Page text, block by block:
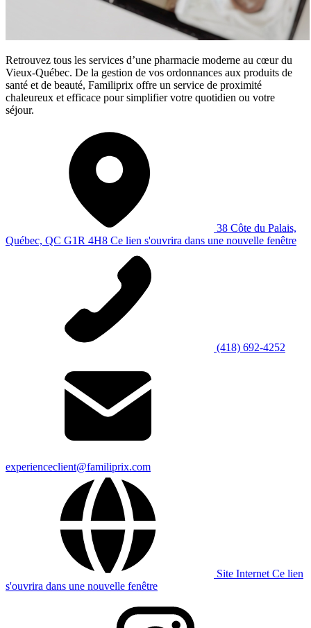
Retrouvez tous les services d’une pharmacie moderne au cœur du
Vieux-Québec. De la gestion de vos ordonnances aux produits de
santé et de beauté, Familiprix offre un service de proximité
chaleureux et efficace pour simplifier votre quotidien ou votre
séjour.
38 Côte du Palais,
Québec, QC G1R 4H8 Ce lien s'ouvrira dans une nouvelle fenêtre
(418) 692-4252
experienceclient@familiprix.com
Site Internet Ce lien
s'ouvrira dans une nouvelle fenêtre